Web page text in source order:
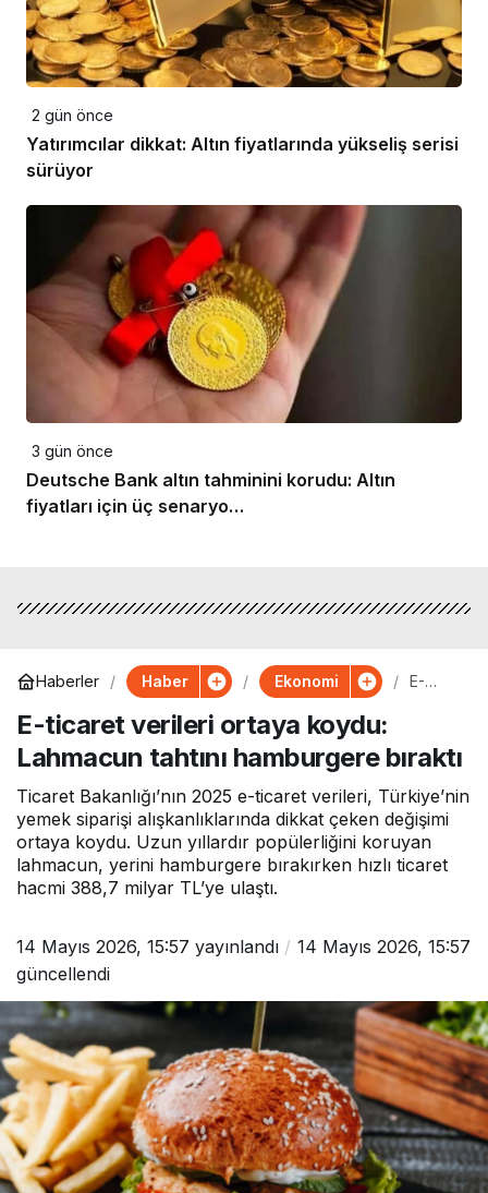
2 gün önce
Yatırımcılar dikkat: Altın fiyatlarında yükseliş serisi
sürüyor
3 gün önce
Deutsche Bank altın tahminini korudu: Altın
fiyatları için üç senaryo…
Haberler Haber Ekonomi
E-
koydu:
cun
tahtını
hambu
rgere
bıraktı
E-ticaret verileri ortaya koydu:
Lahmacun tahtını hamburgere bıraktı
Ticaret Bakanlığı’nın 2025 e-ticaret verileri, Türkiye’nin
yemek siparişi alışkanlıklarında dikkat çeken değişimi
ortaya koydu. Uzun yıllardır popülerliğini koruyan
lahmacun, yerini hamburgere bırakırken hızlı ticaret
hacmi 388,7 milyar TL’ye ulaştı.
14 Mayıs 2026, 15:57 yayınlandı
14 Mayıs 2026, 15:57
güncellendi